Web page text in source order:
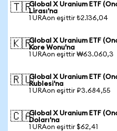
🇹🇷Global X Uranium ETF
Lirası'na
1 URAon eşittir ₺2.136,04
🇰🇷Global X Uranium ETF
Kore Wonu'na
1 URAon eşittir ₩63.060,3
🇷🇺Global X Uranium ETF
Rublesi'na
1 URAon eşittir ₽3.684,55
🇨🇦Global X Uranium ETF
Doları'na
1 URAon eşittir $62,41